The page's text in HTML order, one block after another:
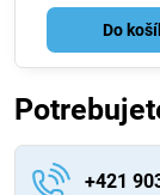
Do
+421